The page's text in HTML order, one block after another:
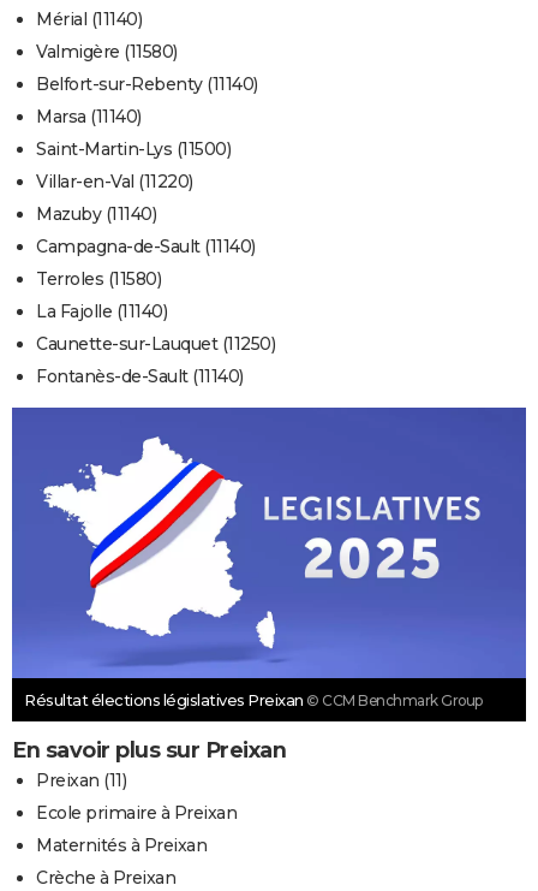
Mérial (11140)
Valmigère (11580)
Belfort-sur-Rebenty (11140)
Marsa (11140)
Saint-Martin-Lys (11500)
Villar-en-Val (11220)
Mazuby (11140)
Campagna-de-Sault (11140)
Terroles (11580)
La Fajolle (11140)
Caunette-sur-Lauquet (11250)
Fontanès-de-Sault (11140)
Résultat élections législatives Preixan © CCM Benchmark Group
En savoir plus sur Preixan
Preixan (11)
Ecole primaire à Preixan
Maternités à Preixan
Crèche à Preixan